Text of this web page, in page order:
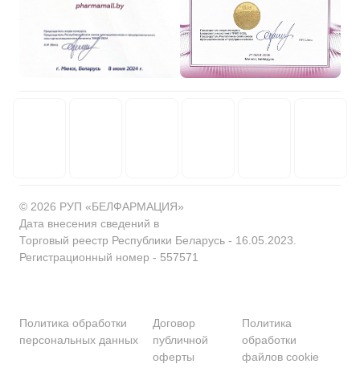
© 2026 РУП «БЕЛФАРМАЦИЯ»
Дата внесения сведений в
Торговый реестр Республики Беларусь - 16.05.2023.
Регистрационный номер - 557571
Политика обработки
персональных данных
Договор
публичной
оферты
Политика
обработки
файлов cookie